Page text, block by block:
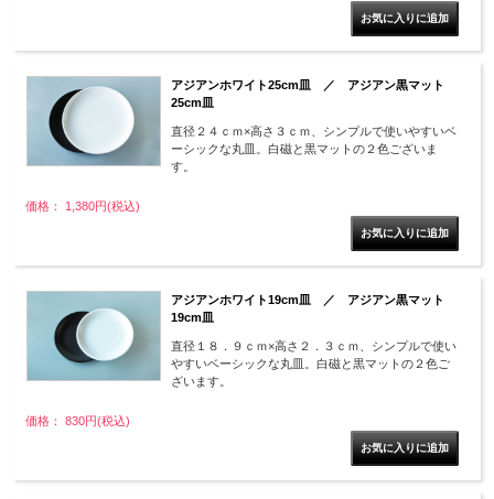
アジアンホワイト25cm皿 ／ アジアン黒マット
25cm皿
直径２４ｃｍ×高さ３ｃｍ、シンプルで使いやすいベ
ーシックな丸皿。白磁と黒マットの２色ございま
す。
価格： 1,380円(税込)
アジアンホワイト19cm皿 ／ アジアン黒マット
19cm皿
直径１８．９ｃｍ×高さ２．３ｃｍ、シンプルで使い
やすいベーシックな丸皿。白磁と黒マットの２色ご
ざいます。
価格： 830円(税込)